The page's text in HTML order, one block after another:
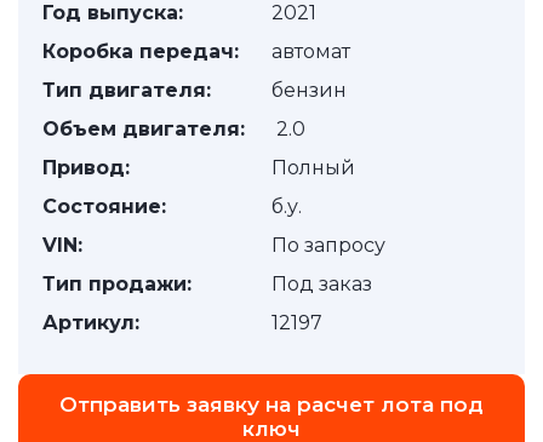
Год выпуска:
2021
Коробка передач:
автомат
Тип двигателя:
бензин
Объем двигателя:
2.0
Привод:
Полный
Состояние:
б.у.
VIN:
По запросу
Тип продажи:
Под заказ
Артикул:
12197
Отправить заявку на расчет лота под
ключ